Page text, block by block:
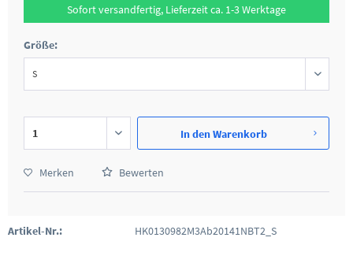
Sofort versandfertig, Lieferzeit ca. 1-3 Werktage
Größe:
In denWarenkorb
Merken Bewerten
Artikel-Nr.: HK0130982M3Ab20141NBT2_S